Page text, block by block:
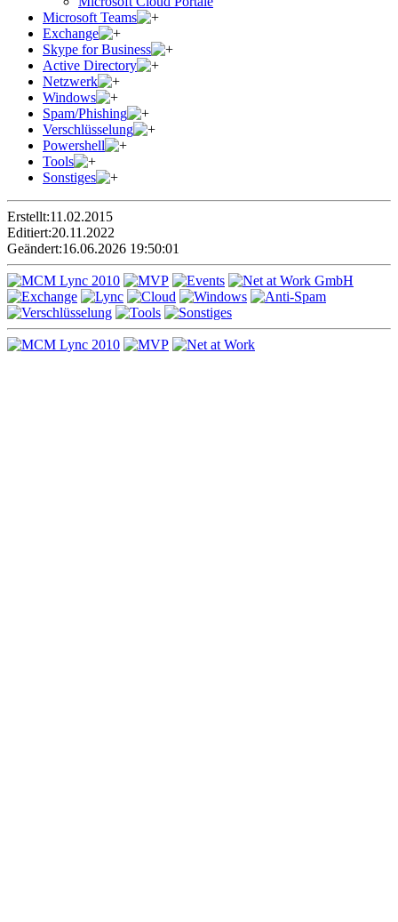
Microsoft Teams
Exchange
Skype for Business
Active Directory
Netzwerk
Windows
Spam/Phishing
Verschlüsselung
Powershell
Tools
Sonstiges
Erstellt:11.02.2015
Editiert:20.11.2022
Geändert:16.06.2026 19:50:01